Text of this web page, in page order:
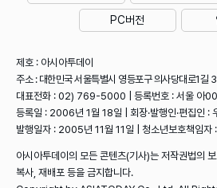
PC버전
제호 : 아시아투데이
주소 : 대한민국 서울특별시 영등포구 의사당대로1길
대표전화 : 02) 769-5000 | 등록번호 : 서울 아
등록일 : 2006년 1월 18일 | 회장·발행인·편집인 :
발행일자 : 2005년 11월 11일 | 청소년보호책임자 :
아시아투데이의 모든 콘텐츠(기사)는 저작권법의
복사, 재배포 등을 금지합니다.